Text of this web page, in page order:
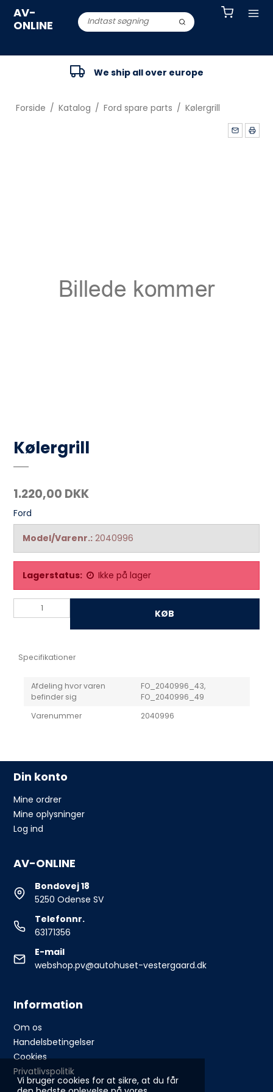
Vi bruger cookies for at sikre, at du får
AV-
ONLINE
We ship all over europe
Forside / Katalog / Ford spare parts / Kølergrill
Kølergrill
1.220,00 DKK
Ford
Model/Varenr.: 2040996
Lagerstatus: Ikke på lager
KØB
Specifikationer
Afdeling hvor varen
befinder sig
FO_2040996_43,
FO_2040996_49
Varenummer
2040996
Din konto
Mine ordrer
Mine oplysninger
Log ind
AV-ONLINE
Bondovej 18
5250 Odense SV
Telefonnr.
63171356
E-mail
webshop.pv@autohuset-vestergaard.dk
Information
Om os
Handelsbetingelser
Cookies
Privatlivspolitik